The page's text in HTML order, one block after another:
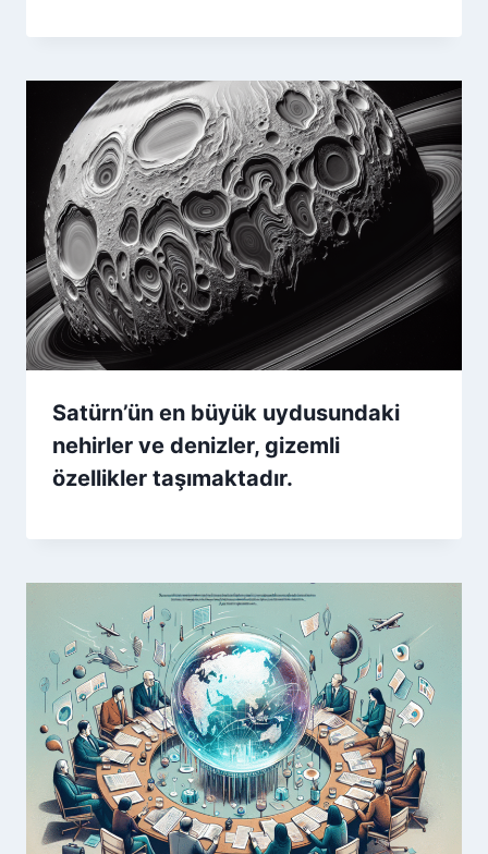
Satürn’ün en büyük uydusundaki
nehirler ve denizler, gizemli
özellikler taşımaktadır.